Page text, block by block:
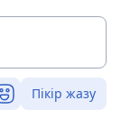
Пікір жазу